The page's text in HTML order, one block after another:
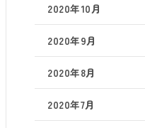
2020年10月
2020年9月
2020年8月
2020年7月